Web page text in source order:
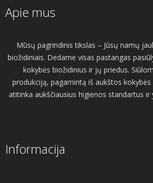
Apie mus
Mūsų pagrindinis tikslas – Jūsų namų
biožidiniais. Dedame visas pastangas
kokybės biožidinius ir jų priedus.
produkciją, pagamintą iš aukštos
atitinka aukščiausius higienos standartus ir
Informacija